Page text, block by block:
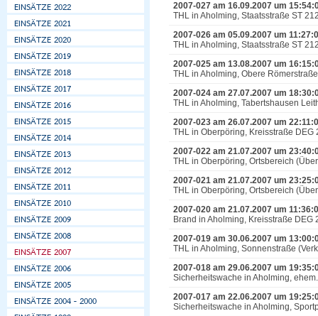
2007-027 am 16.09.2007 um
THL in Aholming, Staatsstraße ST
2007-026 am 05.09.2007 um
THL in Aholming, Staatsstraße ST
2007-025 am 13.08.2007 um
THL in Aholming, Obere
2007-024 am 27.07.2007 um
THL in Aholming, Tabertshausen
2007-023 am 26.07.2007 um
THL in Oberpöring, Kreisstraße
2007-022 am 21.07.2007 um
THL in Oberpöring, Ortsbereich
2007-021 am 21.07.2007 um
THL in Oberpöring, Ortsbereich
2007-020 am 21.07.2007 um
Brand in Aholming, Kreisstraße
2007-019 am 30.06.2007 um
THL in Aholming, Sonnenstraße
2007-018 am 29.06.2007 um
Sicherheitswache in Aholming,
2007-017 am 22.06.2007 um
Sicherheitswache in Aholming,